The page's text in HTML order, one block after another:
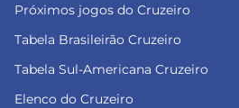
Próximos jogos do Cruzeiro
Tabela Brasileirão Cruzeiro
Tabela Sul-Americana Cruzeiro
Elenco do Cruzeiro